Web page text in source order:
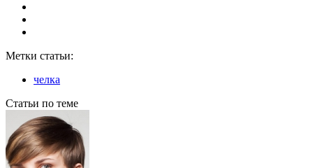
Метки статьи:
челка
Статьи по теме